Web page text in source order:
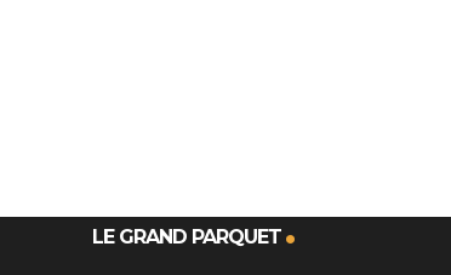
LE GRAND PARQUET